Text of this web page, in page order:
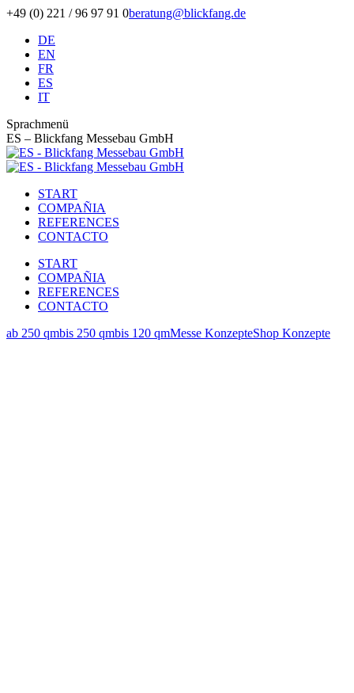
Zum
springen
+49 (0) 221 / 96 97 91 0beratung@blickfang.de
DE
EN
FR
ES
IT
Sprachmenü
ES – Blickfang Messebau GmbH
START
COMPAÑIA
REFERENCES
CONTACTO
START
COMPAÑIA
REFERENCES
CONTACTO
ab 250 qmbis 250 qmbis 120 qmMesse KonzepteShop Konzepte